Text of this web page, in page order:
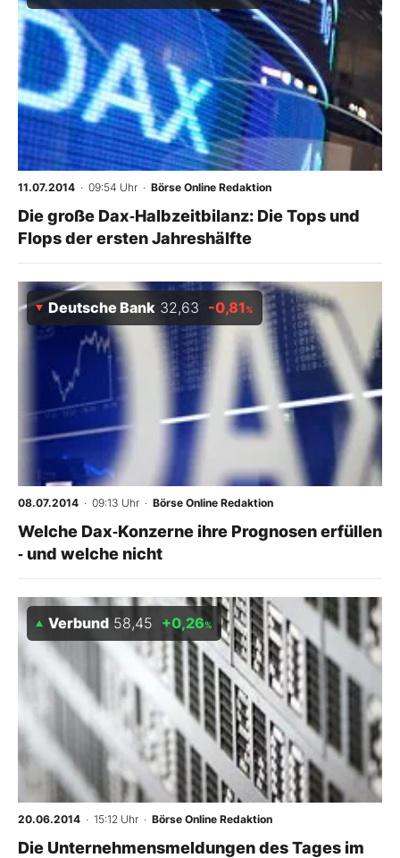
11.07.2014 · 09:54 Uhr · Börse Online Redaktion
Die große Dax‑Halbzeitbilanz: Die Tops und
Flops der ersten Jahreshälfte
Deutsche Bank 32,63 -0,81%
08.07.2014 · 09:13 Uhr · Börse Online Redaktion
Welche Dax‑Konzerne ihre Prognosen erfüllen
‑ und welche nicht
Verbund 58,45 +0,26%
20.06.2014 · 15:12 Uhr · Börse Online Redaktion
Die Unternehmensmeldungen des Tages im